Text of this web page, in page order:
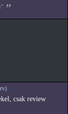
csak review